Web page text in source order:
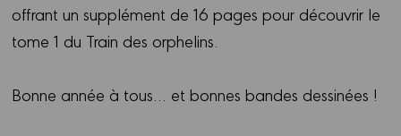
offrant un supplément de 16 pages pour découvrir le
tome 1 du Train des orphelins.
Bonne année à tous… et bonnes bandes dessinées !